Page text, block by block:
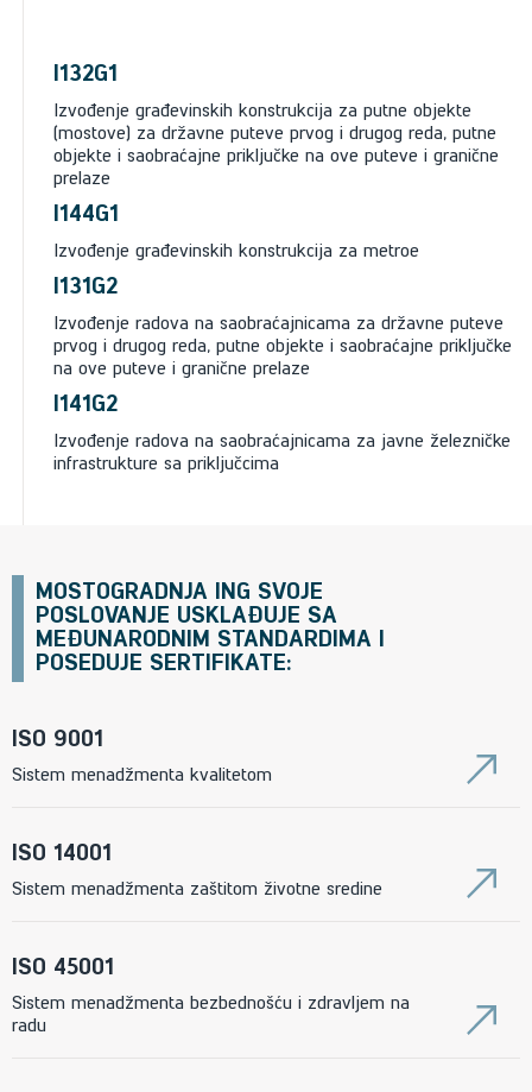
I132G1
Izvođenje građevinskih konstrukcija za putne objekte
(mostove) za državne puteve prvog i drugog reda, putne
objekte i saobraćajne priključke na ove puteve i granične
prelaze
I144G1
Izvođenje građevinskih konstrukcija za metroe
I131G2
Izvođenje radova na saobraćajnicama za državne puteve
prvog i drugog reda, putne objekte i saobraćajne priključke
na ove puteve i granične prelaze
I141G2
Izvođenje radova na saobraćajnicama za javne železničke
infrastrukture sa priključcima
MOSTOGRADNJA ING SVOJE
POSLOVANJE USKLAĐUJE SA
MEĐUNARODNIM STANDARDIMA I
POSEDUJE SERTIFIKATE:
ISO 9001
Sistem menadžmenta kvalitetom
ISO 14001
Sistem menadžmenta zaštitom životne sredine
ISO 45001
Sistem menadžmenta bezbednošću i zdravljem na
radu